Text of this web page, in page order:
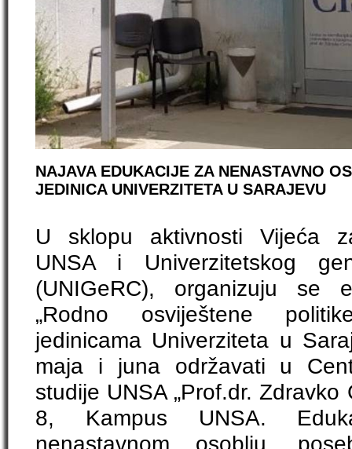
NAJAVA EDUKACIJE ZA NENASTAVNO
JEDINICA UNIVERZITETA U SARAJEVU
U sklopu aktivnosti Vijeća
UNSA i Univerzitetskog
(UNIGeRC), organizuju se
„Rodno osviještene
jedinicama Univerziteta u
maja i juna održavati u
studije UNSA „Prof.dr.
8, Kampus UNSA.
nenastavnom osoblju,